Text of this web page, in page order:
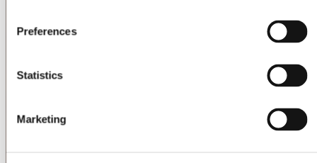
Preferences
Statistics
Marketing